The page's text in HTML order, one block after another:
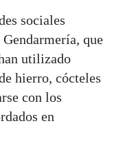
sociales
que
utilizado
hierro, cócteles
con los
en